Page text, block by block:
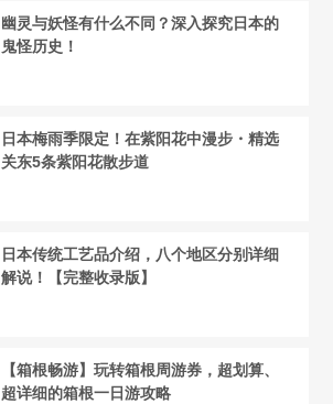
幽灵与妖怪有什么不同？深入探究日本的
鬼怪历史！
日本梅雨季限定！在紫阳花中漫步・精选
关东5条紫阳花散步道
日本传统工艺品介绍，八个地区分别详细
解说！【完整收录版】
【箱根畅游】玩转箱根周游券，超划算、
超详细的箱根一日游攻略